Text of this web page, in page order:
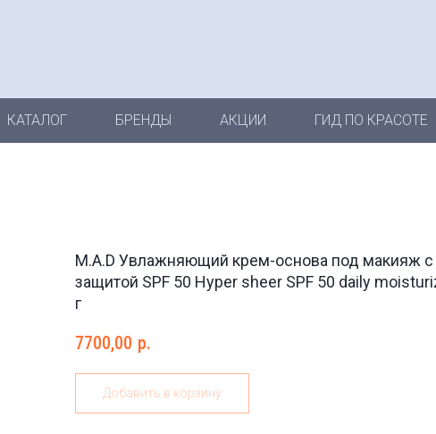
КАТАЛОГ БРЕНДЫ АКЦИИ ГИД ПО КРАСОТЕ
M.A.D Увлажняющий крем-основа под макияж с
защитой SPF 50 Hyper sheer SPF 50 daily
г
7700,00 р.
Добавить в корзину